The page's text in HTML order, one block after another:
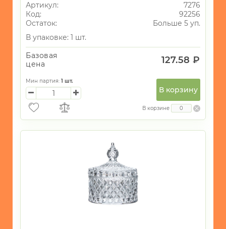
Артикул:
7276
Код:
92256
Остаток:
Больше 5 уп.
В упаковке: 1 шт.
Базовая
цена
127.58 ₽
Мин партия: 1 шт.
В корзину
В корзине